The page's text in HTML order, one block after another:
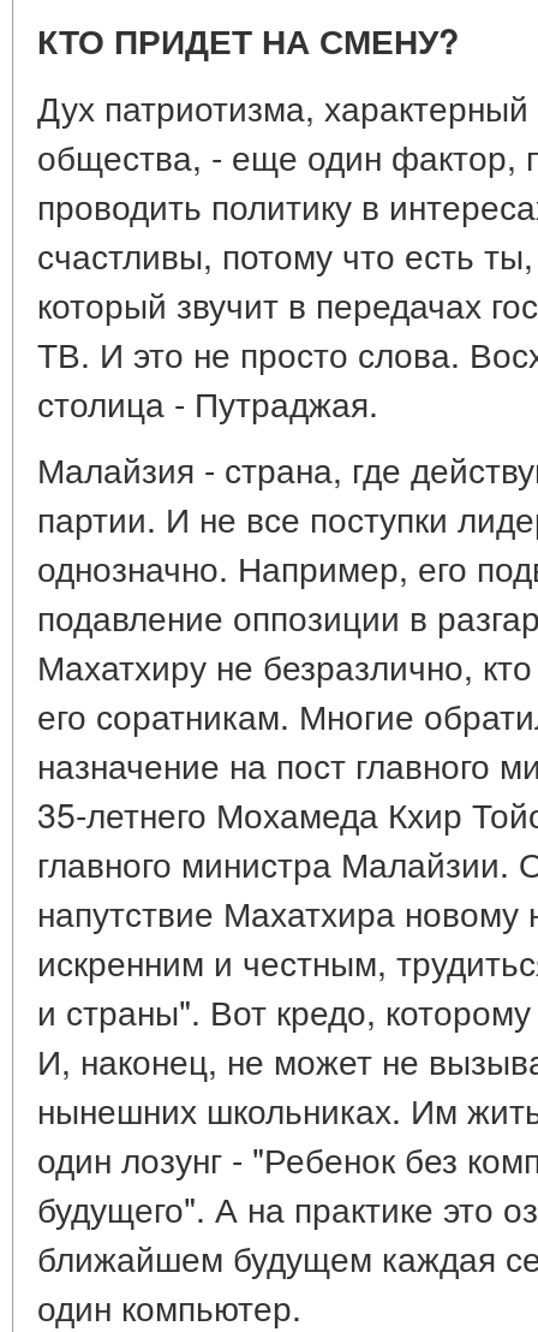
КТО ПРИДЕТ НА СМЕНУ?
Дух патриотизма,
общества, - еще один фактор,
проводить политику в
счастливы, потому что есть
который звучит в передачах
ТВ. И это не просто слова.
столица - Путраджая.
Малайзия - страна, где
партии. И не все поступки
однозначно. Например, его
подавление оппозиции в
Махатхиру не безразлично,
его соратникам. Многие
назначение на пост главного
35-летнего Мохамеда Кхир
главного министра Малайзии.
напутствие Махатхира
искренним и честным,
и страны". Вот кредо,
И, наконец, не может не
нынешних школьниках. Им
один лозунг - "Ребенок без
будущего". А на практике это
ближайшем будущем каждая
один компьютер.